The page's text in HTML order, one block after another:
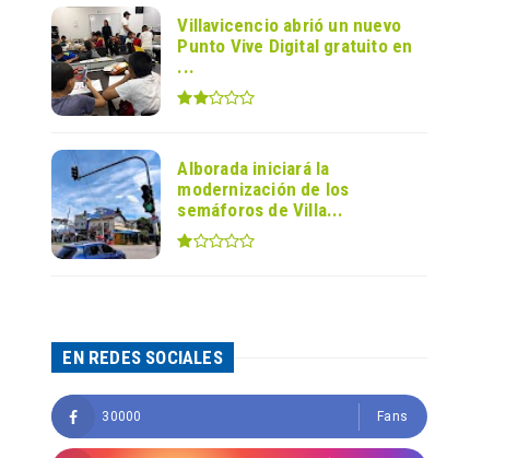
Villavicencio abrió un nuevo
Punto Vive Digital gratuito en
...
Alborada iniciará la
modernización de los
semáforos de Villa...
EN REDES SOCIALES
30000 Fans